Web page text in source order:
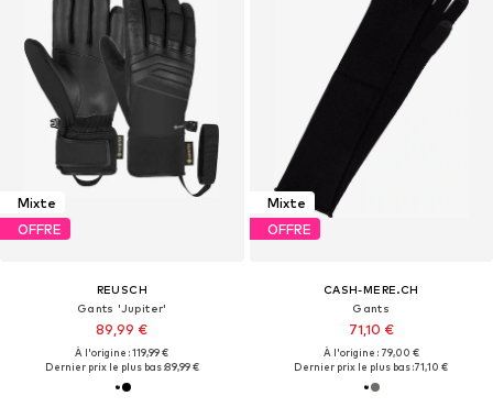
Mixte
OFFRE
REUSCH
Gants 'Jupiter'
89,99 €
À l'origine : 119,99 €
Dernier prix le plus bas :89,99 €
Mixte
OFFRE
CASH-MERE.CH
Gants
71,10 €
À l'origine : 79,00 €
Dernier prix le plus bas :71,10 €